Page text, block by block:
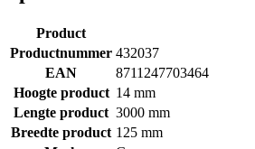
Product
Productnummer 432037
EAN
8711247703464
Hoogte product 14 mm
Lengte product 3000 mm
Breedte product 125 mm